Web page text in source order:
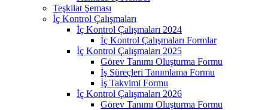
Teşkilat Şeması
İç Kontrol Çalışmaları
İç Kontrol Çalışmaları 2024
İç Kontrol Çalışmaları Formlar
İç Kontrol Çalışmaları 2025
Görev Tanımı Oluşturma Formu
İş Süreçleri Tanımlama Formu
İş Takvimi Formu
İç Kontrol Çalışmaları 2026
Görev Tanımı Oluşturma Formu